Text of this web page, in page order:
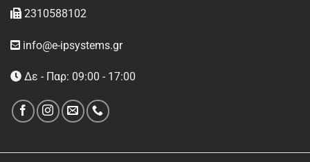
2310588102
info@e-ipsystems.gr
Δε - Παρ: 09:00 - 17:00